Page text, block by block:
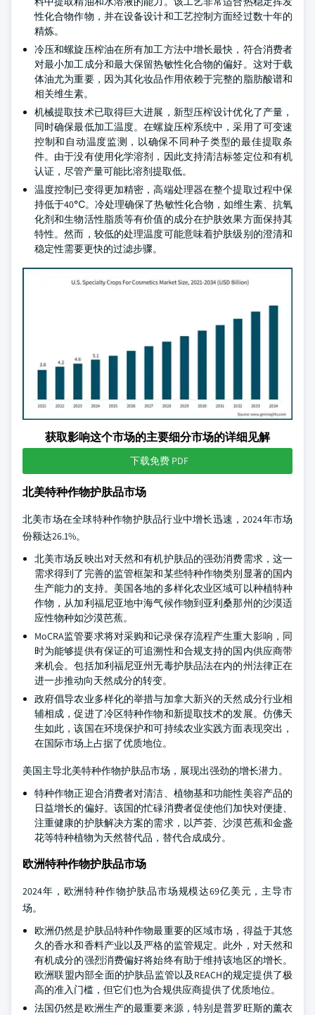
性化合物作物，并在设备设计和工艺控制方面经过数十年的
精炼。
冷压和螺旋压榨油在所有加工方法中增长最快，符合消费者
对最小加工成分和最大保留热敏性化合物的偏好。这对于载
体油尤为重要，因为其化妆品作用依赖于完整的脂肪酸谱和
相关维生素。
机械提取技术已取得巨大进展，新型压榨设计优化了产量，
同时确保最低加工温度。在螺旋压榨系统中，采用了可变速
控制和自动温度监测，以确保不同种子类型的最佳提取条
件。由于没有使用化学溶剂，因此支持清洁标签定位和有机
认证，尽管产量可能比溶剂提取低。
温度控制已变得更加精密，高端处理器在整个提取过程中保
持低于40℃。冷处理确保了热敏性化合物，如维生素、抗氧
化剂和生物活性脂质等有价值的成分在护肤效果方面保持其
特性。然而，较低的处理温度可能意味着护肤级别的澄清和
稳定性需要更快的过滤步骤。
获取影响这个市场的主要细分市场的详细见解
下载免费 PDF
北美特种作物护肤品市场
北美市场在全球特种作物护肤品行业中增长迅速，2024年市场
份额达26.1%。
北美市场反映出对天然和有机护肤品的强劲消费需求，这一
需求得到了完善的监管框架和某些特种作物类别显著的国内
生产能力的支持。美国各地的多样化农业区域可以种植特种
作物，从加利福尼亚地中海气候作物到亚利桑那州的沙漠适
应性物种如沙漠芭蕉。
MoCRA监管要求将对采购和记录保存流程产生重大影响，同
时为能够提供有保证的可追溯性和合规支持的国内供应商带
来机会。包括加利福尼亚州无毒护肤品法在内的州法律正在
进一步推动向天然成分的转变。
政府倡导农业多样化的举措与加拿大新兴的天然成分行业相
辅相成，促进了冷区特种作物和新提取技术的发展。仿佛天
生如此，该国在环境保护和可持续农业实践方面表现突出，
在国际市场上占据了优质地位。
美国主导北美特种作物护肤品市场，展现出强劲的增长潜力。
特种作物正迎合消费者对清洁、植物基和功能性美容产品的
日益增长的偏好。该国的忙碌消费者促使他们加快对便捷、
注重健康的护肤解决方案的需求，以芦荟、沙漠芭蕉和金盏
花等特种植物为天然替代品，替代合成成分。
欧洲特种作物护肤品市场
2024年，欧洲特种作物护肤品市场规模达69亿美元，主导市
场。
欧洲仍然是护肤品特种作物最重要的区域市场，得益于其悠
久的香水和香料产业以及严格的监管规定。此外，对天然和
有机成分的强烈消费偏好将始终有助于维持该地区的增长。
欧洲联盟内部全面的护肤品监管以及REACH的规定提供了极
高的准入门槛，但它们也为合规供应商提供了优质地位。
法国仍然是欧洲生产的最重要来源，特别是普罗旺斯的薰衣